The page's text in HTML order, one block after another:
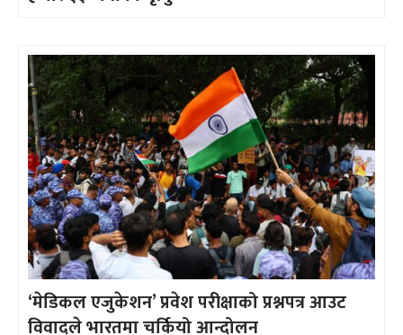
‘मेडिकल एजुकेशन’ प्रवेश परीक्षाको प्रश्नपत्र आउट
विवादले भारतमा चर्कियो आन्दोलन